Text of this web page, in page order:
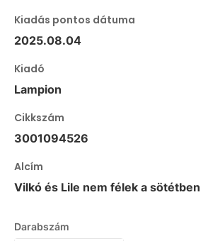
Kiadás pontos dátuma
2025.08.04
Kiadó
Lampion
Cikkszám
3001094526
Alcím
Vilkó és Lile nem félek a sötétben
Darabszám